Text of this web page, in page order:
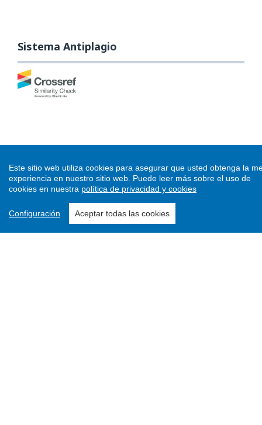
Sistema Antiplagio
Métricas
Este sitio web utiliza cookies para asegurar que usted obtenga la
experiencia en nuestro sitio web. Puede leer más sobre el uso de
cookies en nuestra política de privacidad y cookies
Configuración Aceptar todas las cookies